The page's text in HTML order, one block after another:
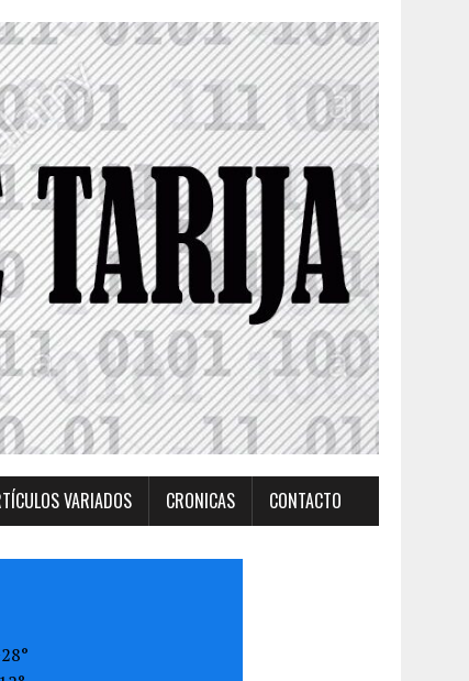
VARIADOS CRONICAS CONTACTO
28°